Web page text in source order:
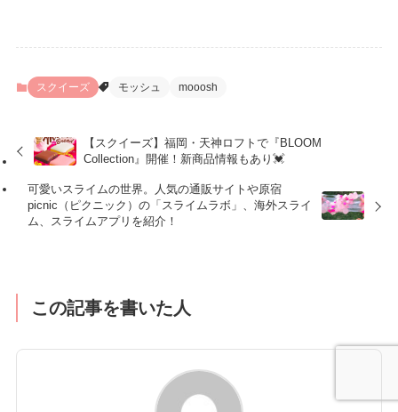
スクイーズ モッシュ mooosh
【スクイーズ】福岡・天神ロフトで『BLOOM
Collection』開催！新商品情報もあり💓
可愛いスライムの世界。人気の通販サイトや原宿
picnic（ピクニック）の「スライムラボ」、海外スライ
ム、スライムアプリを紹介！
この記事を書いた人